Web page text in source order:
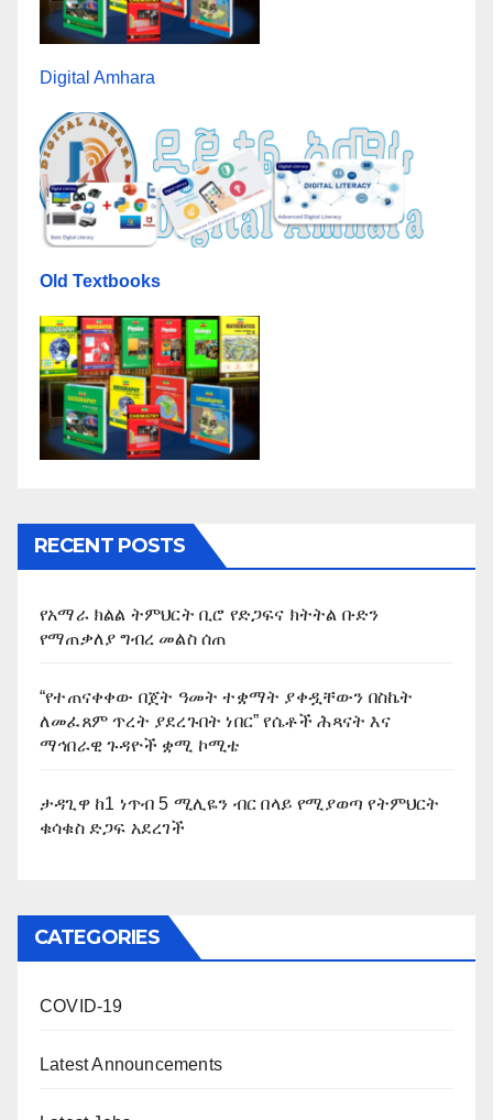
Digital Amhara
Old Textbooks
RECENT POSTS
የአማራ ክልል ትምህርት ቢሮ የድጋፍና ክትትል ቡድን
የማጠቃለያ ግብረ መልስ ሰጠ
“የተጠናቀቀው በጀት ዓመት ተቋማት ያቀዷቸውን በስኬት
ለመፈጸም ጥረት ያደረጉበት ነበር” የሴቶች ሕጻናት እና
ማኅበራዊ ጉዳዮች ቋሚ ኮሚቴ
ታዳጊዋ ከ1 ነጥብ 5 ሚሊዬን ብር በላይ የሚያወጣ የትምህርት
ቁሳቁስ ድጋፍ አደረገች
CATEGORIES
COVID-19
Latest Announcements